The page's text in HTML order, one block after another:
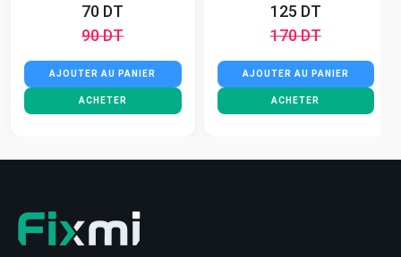
70 DT
90 DT
AJOUTER AU PANIER
ACHETER
125 DT
170 DT
AJOUTER AU PANIER
ACHETER